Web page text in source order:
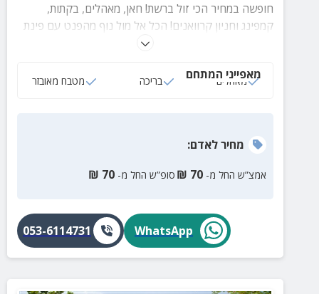
חופשה במחיר הכי זול ברשת! חאן, מאהלים, בקתות,
קמפינג וחניון קרוואנים! הכל אל מול נוף מהפנט עם פינת
חי וליטוף, בריכת קטנטנים, עמדות מנגל, איזורי פוייקה,
מאפייני המתחם
מאהלים בריכה מטבח מאובזר
מחירלאדם:
אמצ”ש החל מ- 70
₪ סופ”ש החל מ- 70
₪
WhatsApp
053-6114731